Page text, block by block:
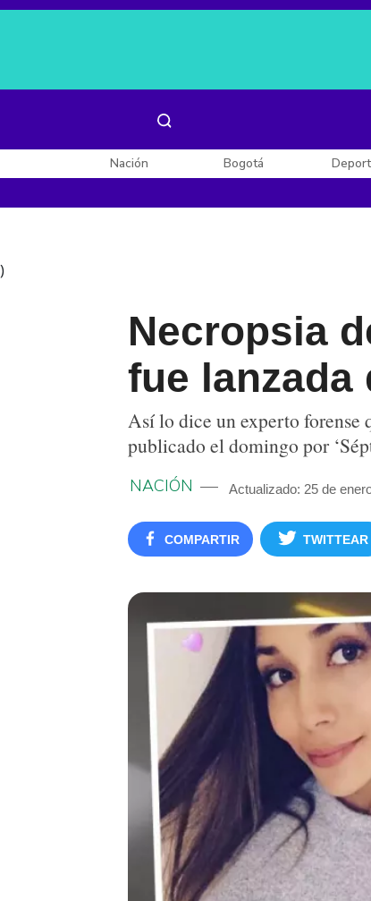
Nación Bogotá
)
Necropsia
fue lanzada
Así lo dice un experto forense
publicado el domingo por
NACIÓN Actualizado: 25 de
COMPARTIR TWITTEAR